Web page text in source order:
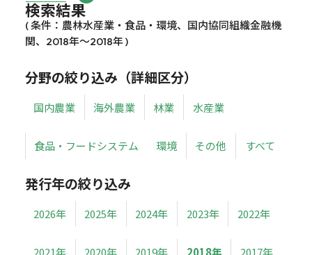
検索結果
( 条件：農林水産業・食品・環境、国内協同組織金融機
関、2018年～2018年 )
分野の絞り込み（詳細区分）
国内農業 海外農業 林業 水産業
食品・フードシステム 環境 その他 すべて
発行年の絞り込み
2026年 2025年 2024年 2023年 2022年